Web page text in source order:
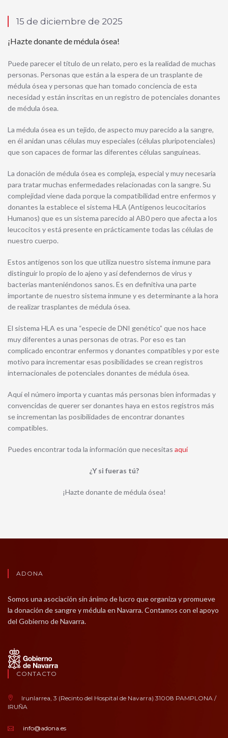
15 de diciembre de 2025
¡Hazte donante de médula ósea!
Puede parecer el título de un relato, pero es la realidad de muchas
personas. Personas que están a la espera de un trasplante de
médula ósea y personas que han tomado conciencia de esta
necesidad y están inscritas en un registro de potenciales donantes
de médula ósea.
La médula ósea es un tejido, de aspecto muy parecido a la sangre,
en él anidan unas células muy especiales (células pluripotenciales)
que son capaces de formar las diferentes células sanguíneas.
La donación de médula ósea es compleja, especial y muy necesaria
para tratar muchas enfermedades relacionadas con la sangre. Su
complejidad viene dada porque la compatibilidad entre enfermos y
donantes la establece el sistema HLA (Antígenos leucocitarios
Humanos) que es un sistema parecido al AB0 pero que afecta a los
leucocitos y está presente en prácticamente todas las células de
nuestro cuerpo.
Estos antígenos son los que utiliza nuestro sistema inmune para
distinguir lo propio de lo ajeno y así defendernos de virus y
bacterias manteniéndonos sanos. Es en definitiva una parte
importante de nuestro sistema inmune y es determinante a la hora
de realizar trasplantes de médula ósea.
El sistema HLA es una “especie de DNI genético” que nos hace
muy diferentes a unas personas de otras. Por eso es tan
complicado encontrar enfermos y donantes compatibles y por este
motivo para incrementar esas posibilidades se crean registros
internacionales de potenciales donantes de médula ósea.
Aquí el número importa y cuantas más personas bien informadas y
convencidas de querer ser donantes haya en estos registros más
se incrementan las posibilidades de encontrar donantes
compatibles.
Puedes encontrar toda la información que necesitas aquí
¿Y si fueras tú?
¡Hazte donante de médula ósea!
ADONA
Somos una asociación sin ánimo de lucro que organiza y promueve
la donación de sangre y médula en Navarra. Contamos con el apoyo
del Gobierno de Navarra.
CONTACTO
Irunlarrea, 3 (Recinto del Hospital de Navarra) 31008 PAMPLONA /
IRUÑA
info@adona.es